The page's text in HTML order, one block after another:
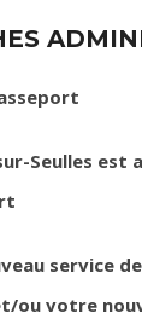
Seulles
service
ou votre